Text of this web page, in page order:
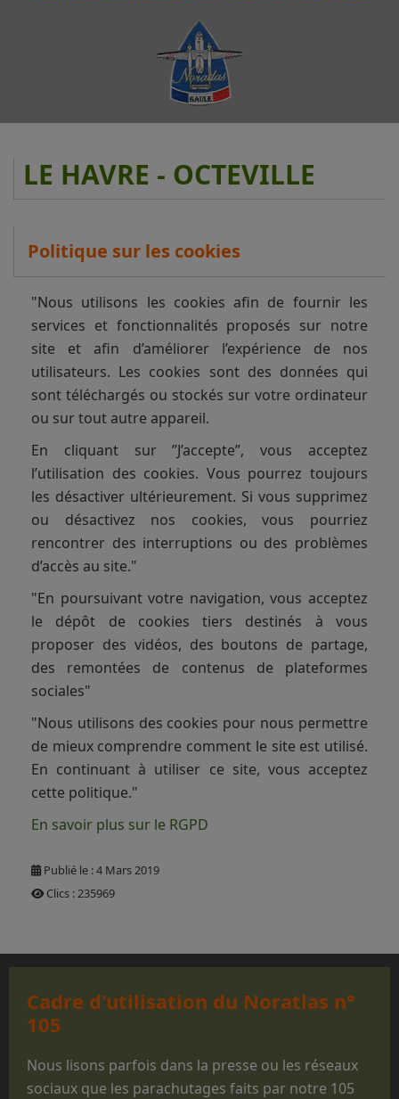
LE HAVRE - OCTEVILLE
Politique sur les cookies
"Nous utilisons les cookies afin de fournir les
services et fonctionnalités proposés sur notre
site et afin d’améliorer l’expérience de nos
utilisateurs. Les cookies sont des données qui
sont téléchargés ou stockés sur votre ordinateur
ou sur tout autre appareil.
En cliquant sur ”J’accepte”, vous acceptez
l’utilisation des cookies. Vous pourrez toujours
les désactiver ultérieurement. Si vous supprimez
ou désactivez nos cookies, vous pourriez
rencontrer des interruptions ou des problèmes
d’accès au site."
"En poursuivant votre navigation, vous acceptez
le dépôt de cookies tiers destinés à vous
proposer des vidéos, des boutons de partage,
des remontées de contenus de plateformes
sociales"
"Nous utilisons des cookies pour nous permettre
de mieux comprendre comment le site est utilisé.
En continuant à utiliser ce site, vous acceptez
cette politique."
En savoir plus sur le RGPD
Publié le : 4 Mars 2019
Clics : 235969
Cadre d'utilisation du Noratlas n°
105
Nous lisons parfois dans la presse ou les réseaux
sociaux que les parachutages faits par notre 105